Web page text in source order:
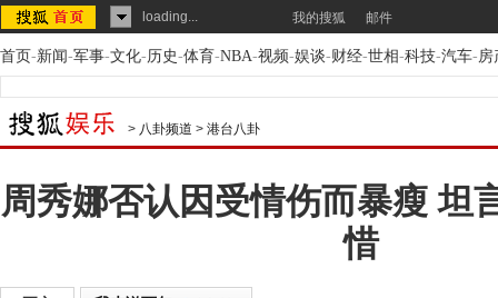
loading... 我的搜狐 邮件
首页-新闻-军事-文化-历史-体育-NBA-视频-娱谈-财经-世相-科技-汽车-房
> 八卦频道 > 港台八卦
周秀娜否认因受情伤而暴瘦 坦
惜